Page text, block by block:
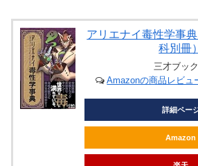
アリエナイ毒性学事
科別冊）
三才ブッ
Amazonの商品レビュ
詳細ペー
Amazon